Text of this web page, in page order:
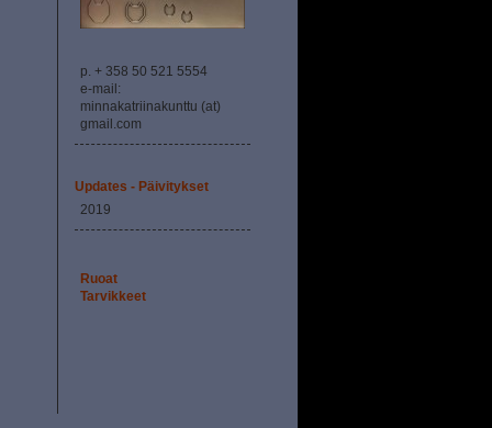
p. + 358 50 521 5554
e-mail:
minnakatriinakunttu (at)
gmail.com
Updates - Päivitykset
2019
Ruoat
Tarvikkeet